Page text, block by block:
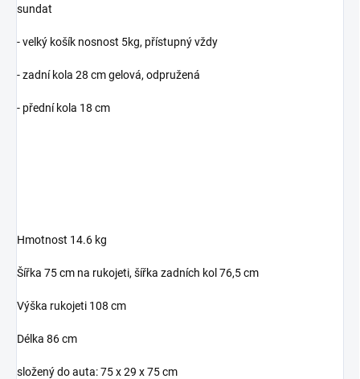
sundat
- velký košík nosnost 5kg, přístupný vždy
- zadní kola 28 cm gelová, odpružená
- přední kola 18 cm
Hmotnost 14.6 kg
Šířka 75 cm na rukojeti, šířka zadních kol 76,5 cm
Výška rukojeti 108 cm
Délka 86 cm
složený do auta: 75 x 29 x 75 cm